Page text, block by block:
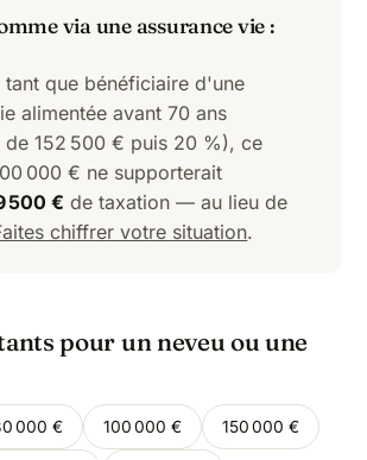
via une assurance vie :
tant que bénéficiaire d'une
alimentée avant 70 ans
de 152 500 € puis 20 %), ce
000 € ne supporterait
500 € de taxation — au lieu de
chiffrer votre situation.
pour un neveu ou une
000 € 100 000 € 150 000 €